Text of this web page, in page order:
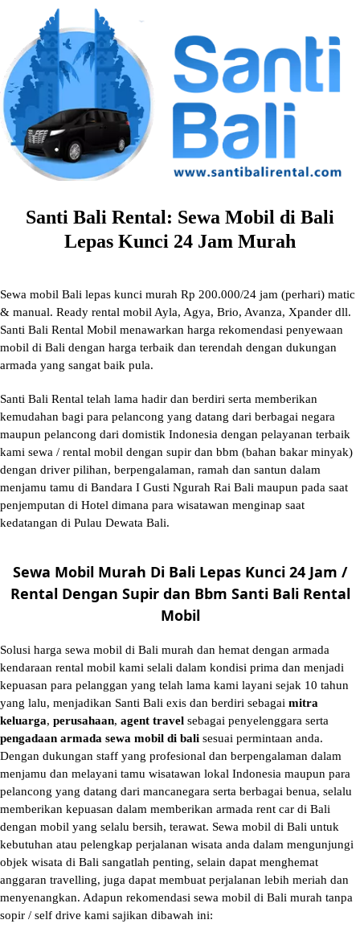
content
Santi Bali Rental: Sewa Mobil di Bali
Lepas Kunci 24 Jam Murah
Sewa mobil Bali lepas kunci murah Rp 200.000/24 jam (perhari) matic
& manual. Ready rental mobil Ayla, Agya, Brio, Avanza, Xpander dll.
Santi Bali Rental Mobil menawarkan harga rekomendasi penyewaan
mobil di Bali dengan harga terbaik dan terendah dengan dukungan
armada yang sangat baik pula.
Santi Bali Rental telah lama hadir dan berdiri serta memberikan
kemudahan bagi para pelancong yang datang dari berbagai negara
maupun pelancong dari domistik Indonesia dengan pelayanan terbaik
kami sewa / rental mobil dengan supir dan bbm (bahan bakar minyak)
dengan driver pilihan, berpengalaman, ramah dan santun dalam
menjamu tamu di Bandara I Gusti Ngurah Rai Bali maupun pada saat
penjemputan di Hotel dimana para wisatawan menginap saat
kedatangan di Pulau Dewata Bali.
Sewa Mobil Murah Di Bali Lepas Kunci 24 Jam /
Rental Dengan Supir dan Bbm Santi Bali Rental
Mobil
Solusi harga sewa mobil di Bali murah dan hemat dengan armada
kendaraan rental mobil kami selali dalam kondisi prima dan menjadi
kepuasan para pelanggan yang telah lama kami layani sejak 10 tahun
yang lalu, menjadikan Santi Bali exis dan berdiri sebagai mitra
keluarga, perusahaan, agent travel sebagai penyelenggara serta
pengadaan armada sewa mobil di bali sesuai permintaan anda.
Dengan dukungan staff yang profesional dan berpengalaman dalam
menjamu dan melayani tamu wisatawan lokal Indonesia maupun para
pelancong yang datang dari mancanegara serta berbagai benua, selalu
memberikan kepuasan dalam memberikan armada rent car di Bali
dengan mobil yang selalu bersih, terawat. Sewa mobil di Bali untuk
kebutuhan atau pelengkap perjalanan wisata anda dalam mengunjungi
objek wisata di Bali sangatlah penting, selain dapat menghemat
anggaran travelling, juga dapat membuat perjalanan lebih meriah dan
menyenangkan. Adapun rekomendasi sewa mobil di Bali murah tanpa
sopir / self drive kami sajikan dibawah ini: